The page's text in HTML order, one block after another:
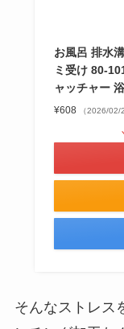
お風呂 排水
ミ受け 80-
ャッチャー
¥608 （2026/02/
そんなストレス